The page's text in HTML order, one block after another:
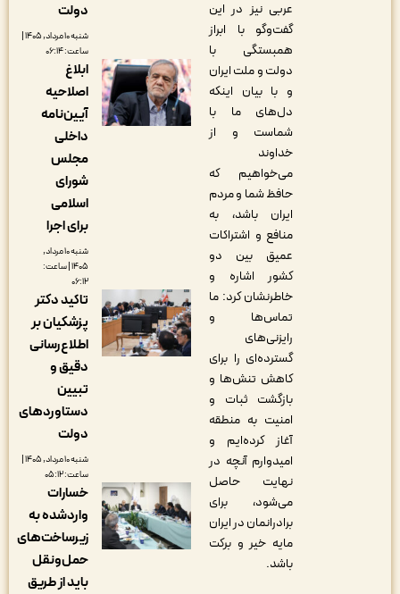
عربی نیز در این
گفت‌وگو با ابراز
همبستگی با
دولت و ملت ایران
و با بیان اینکه
دل‌های ما با
شماست و از
می‌خواهیم که
حافظ شما و مردم
ایران باشد، به
منافع و اشتراکات
عمیق بین دو
کشور اشاره و
خاطرنشان کرد: ما
تماس‌ها و
رایزنی‌های
گسترده‌ای را برای
کاهش تنش‌ها و
بازگشت ثبات و
امنیت به منطقه
آغاز کرده‌ایم و
امیدوارم آنچه در
نهایت حاصل
می‌شود، برای
برادرانمان در ایران
مایه خیر و برکت
شنبه ۱۰ مرداد, ۱۴۰۵ |
ابلاغ
اصلاحیه
آیین‌نامه
برای اجرا
شنبه ۱۰ مرداد,
۱۴۰۵ | ساعت:
تاکید دکتر
پزشکیان بر
اطلاع‌رسانی
دستاوردهای
شنبه ۱۰ مرداد, ۱۴۰۵ |
خسارات
واردشده به
زیرساخت‌های
حمل‌ونقل
باید از طریق